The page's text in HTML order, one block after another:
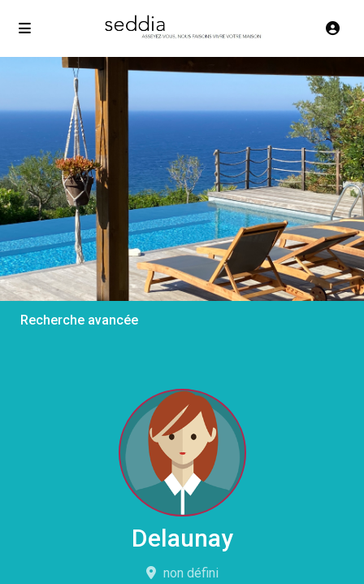
Recherche avancée
Delaunay
non défini